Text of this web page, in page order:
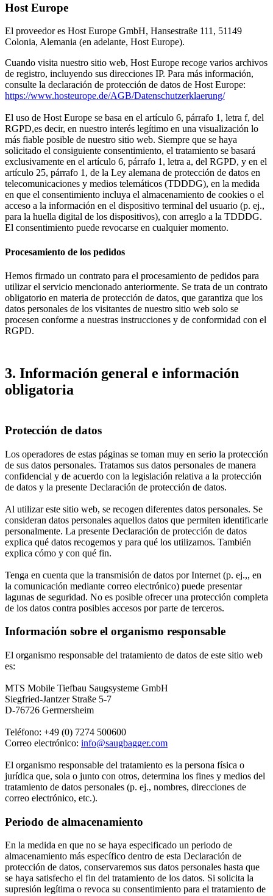
Host Europe
El proveedor es Host Europe GmbH, Hansestraße 111, 51149
Colonia, Alemania (en adelante, Host Europe).
Cuando visita nuestro sitio web, Host Europe recoge varios archivos
de registro, incluyendo sus direcciones IP. Para más información,
consulte la declaración de protección de datos de Host Europe:
https://www.hosteurope.de/AGB/Datenschutzerklaerung/
El uso de Host Europe se basa en el artículo 6, párrafo 1, letra f, del
RGPD,es decir, en nuestro interés legítimo en una visualización lo
más fiable posible de nuestro sitio web. Siempre que se haya
solicitado el consiguiente consentimiento, el tratamiento se basará
exclusivamente en el artículo 6, párrafo 1, letra a, del RGPD, y en el
artículo 25, párrafo 1, de la Ley alemana de protección de datos en
telecomunicaciones y medios telemáticos (TDDDG), en la medida
en que el consentimiento incluya el almacenamiento de cookies o el
acceso a la información en el dispositivo terminal del usuario (p. ej.,
para la huella digital de los dispositivos), con arreglo a la TDDDG.
El consentimiento puede revocarse en cualquier momento.
Procesamiento de los pedidos
Hemos firmado un contrato para el procesamiento de pedidos para
utilizar el servicio mencionado anteriormente. Se trata de un contrato
obligatorio en materia de protección de datos, que garantiza que los
datos personales de los visitantes de nuestro sitio web solo se
procesen conforme a nuestras instrucciones y de conformidad con el
RGPD.
3. Información general e información
obligatoria
Protección de datos
Los operadores de estas páginas se toman muy en serio la protección
de sus datos personales. Tratamos sus datos personales de manera
confidencial y de acuerdo con la legislación relativa a la protección
de datos y la presente Declaración de protección de datos.
Al utilizar este sitio web, se recogen diferentes datos personales. Se
consideran datos personales aquellos datos que permiten identificarle
personalmente. La presente Declaración de protección de datos
explica qué datos recogemos y para qué los utilizamos. También
explica cómo y con qué fin.
Tenga en cuenta que la transmisión de datos por Internet (p. ej.,, en
la comunicación mediante correo electrónico) puede presentar
lagunas de seguridad. No es posible ofrecer una protección completa
de los datos contra posibles accesos por parte de terceros.
Información sobre el organismo responsable
El organismo responsable del tratamiento de datos de este sitio web
es:
MTS Mobile Tiefbau Saugsysteme GmbH
Siegfried-Jantzer Straße 5-7
D-76726 Germersheim
Teléfono: +49 (0) 7274 500600
Correo electrónico: info@saugbagger.com
El organismo responsable del tratamiento es la persona física o
jurídica que, sola o junto con otros, determina los fines y medios del
tratamiento de datos personales (p. ej., nombres, direcciones de
correo electrónico, etc.).
Periodo de almacenamiento
En la medida en que no se haya especificado un periodo de
almacenamiento más específico dentro de esta Declaración de
protección de datos, conservaremos sus datos personales hasta que
se haya satisfecho el fin del tratamiento de los datos. Si solicita la
supresión legítima o revoca su consentimiento para el tratamiento de